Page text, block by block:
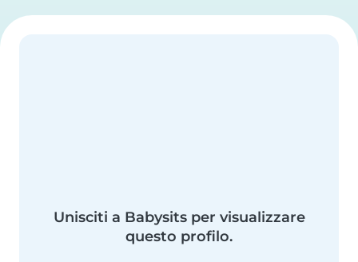
Unisciti a Babysits per visualizzare
questo profilo.